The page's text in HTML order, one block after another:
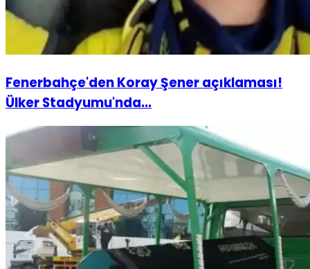
Fenerbahçe'den Koray Şener açıklaması!
Ülker Stadyumu'nda...